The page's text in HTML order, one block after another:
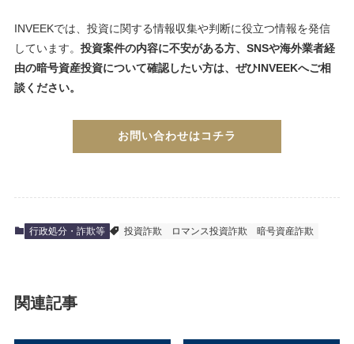
INVEEKでは、投資に関する情報収集や判断に役立つ情報を発信
しています。 投資案件の内容に不安がある方、SNSや海外業者経
由の暗号資産投資について確認したい方は、ぜひINVEEKへご相
談ください。
お問い合わせはコチラ
行政処分・詐欺等 投資詐欺 ロマンス投資詐欺 暗号資産詐欺
関連記事